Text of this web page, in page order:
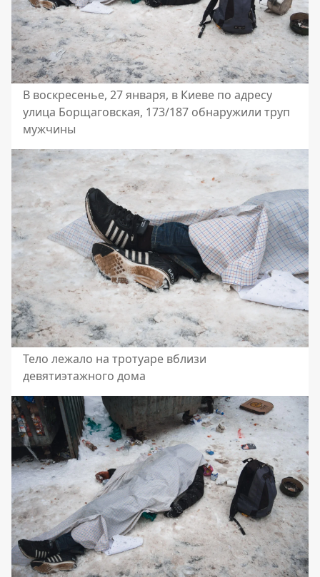
В воскресенье, 27 января, в Киеве по адресу
улица Борщаговская, 173/187 обнаружили труп
мужчины
Тело лежало на тротуаре вблизи
девятиэтажного дома